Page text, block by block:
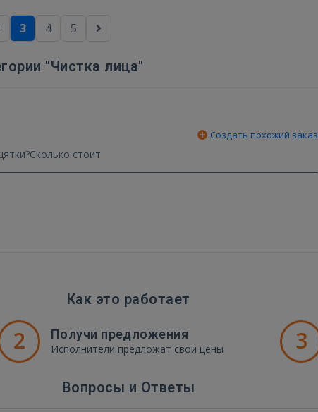
3 4 5
"Чистка лица"
Создать похожий заказ
стоит
Как это работает
2 Получи предложения
Исполнители предложат свои цены 3
Вопросы и Ответы